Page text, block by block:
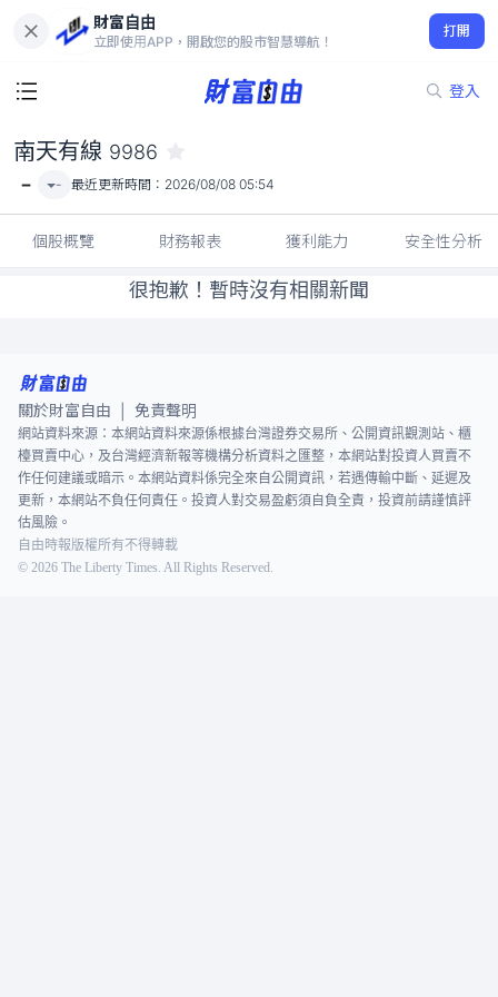
財富自由
立即使用APP，開啟您的股市智慧導航！
打開
登入
-
南天有線 9986
- - 最近更新時間： 2026/08/08 05:54
個股概覽 財務報表 獲利能力 安全性分析
很抱歉！暫時沒有相關新聞
關於財富自由 免責聲明
網站資料來源：本網站資料來源係根據台灣證券交易所、公開資訊觀測站、櫃
檯買賣中心，及台灣經濟新報等機構分析資料之匯整，本網站對投資人買賣不
作任何建議或暗示。本網站資料係完全來自公開資訊，若遇傳輸中斷、延遲及
更新，本網站不負任何責任。投資人對交易盈虧須自負全責，投資前請謹慎評
估風險。
自由時報版權所有不得轉載
© 2026 The Liberty Times. All Rights Reserved.